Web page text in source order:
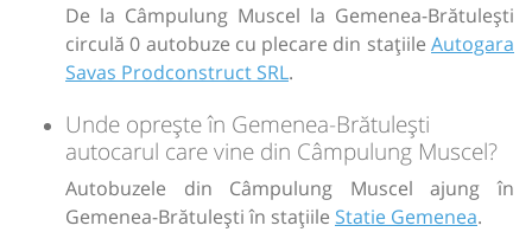
De la Câmpulung Muscel la Gemenea-Brătulești
circulă 0 autobuze cu plecare din stațiile Autogara
Savas Prodconstruct SRL.
Unde oprește în Gemenea-Brătulești
autocarul care vine din Câmpulung Muscel?
Autobuzele din Câmpulung Muscel ajung în
Gemenea-Brătulești în stațiile Statie Gemenea.